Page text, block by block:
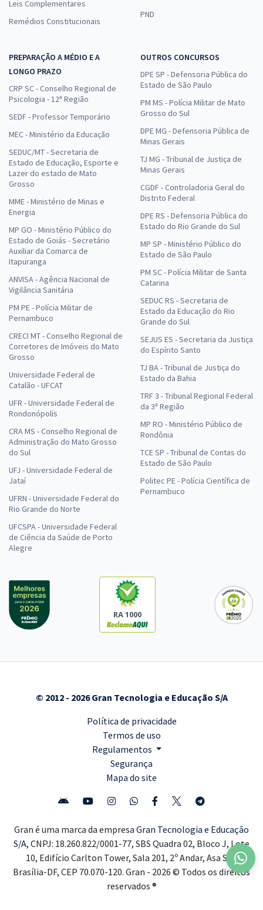
Leis Complementares
Remédios Constitucionais
PND
PREPARAÇÃO A MÉDIO E A
LONGO PRAZO
CRP SC - Conselho Regional de
Psicologia - 12ª Região
SEDF - Professor Temporário
MEC - Ministério da Educação
SEDUC/MT - Secretaria de
Estado de Educação, Esporte e
Lazer do estado de Mato
Grosso
MME - Ministério de Minas e
Energia
MP GO - Ministério Público do
Estado de Goiás - Secretário
Auxiliar da Comarca de
Itapuranga
ANVISA - Agência Nacional de
Vigilância Sanitária
PM PE - Polícia Militar de
Pernambuco
CRECI MT - Conselho Regional de
Corretores de Imóveis do Mato
Grosso
Universidade Federal de
Catalão - UFCAT
UFR - Universidade Federal de
Rondonópolis
CRA MS - Conselho Regional de
Administração do Mato Grosso
do Sul
UFJ - Universidade Federal de
Jataí
UFRN - Universidade Federal do
Rio Grande do Norte
UFCSPA - Universidade Federal
de Ciência da Saúde de Porto
Alegre
OUTROS CONCURSOS
DPE SP - Defensoria Pública do
Estado de São Paulo
PM MS - Polícia Militar de Mato
Grosso do Sul
DPE MG - Defensoria Pública de
Minas Gerais
TJ MG - Tribunal de Justiça de
Minas Gerais
CGDF - Controladoria Geral do
Distrito Federal
DPE RS - Defensoria Pública do
Estado do Rio Grande do Sul
MP SP - Ministério Público do
Estado de São Paulo
PM SC - Polícia Militar de Santa
Catarina
SEDUC RS - Secretaria de
Estado da Educação do Rio
Grande do Sul
SEJUS ES - Secretaria da Justiça
do Espírito Santo
TJ BA - Tribunal de Justiça do
Estado da Bahia
TRF 3 - Tribunal Regional Federal
da 3ª Região
MP RO - Ministério Público de
Rondônia
TCE SP - Tribunal de Contas do
Estado de São Paulo
Politec PE - Polícia Científica de
Pernambuco
RA 1000
© 2012 - 2026 Gran Tecnologia e Educação S/A
Política de privacidade
Termos de uso
Regulamentos
Segurança
Mapa do site
Gran é uma marca da empresa Gran Tecnologia e Educação
S/A, CNPJ: 18.260.822/0001-77, SBS Quadra 02, Bloco J, Lote
10, Edifício Carlton Tower, Sala 201, 2º Andar, Asa Sul,
Brasília-DF, CEP 70.070-120. Gran - 2026 © Todos os direitos
reservados ®